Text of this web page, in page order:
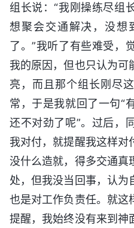
组长说：“我刚操练尽组
想聚会交通解决，没想
了。”我听了有些难受，
我的原因，但也只认为可
亮，而且那个组长刚尽
常，于是我就回了一句“
还不对劲了呢”。过后，
我对付，就提醒我这样对
没什么造就，得多交通真
处，但我没当回事，认为
也是对工作负责任。就这
提醒，我始终没有来到神